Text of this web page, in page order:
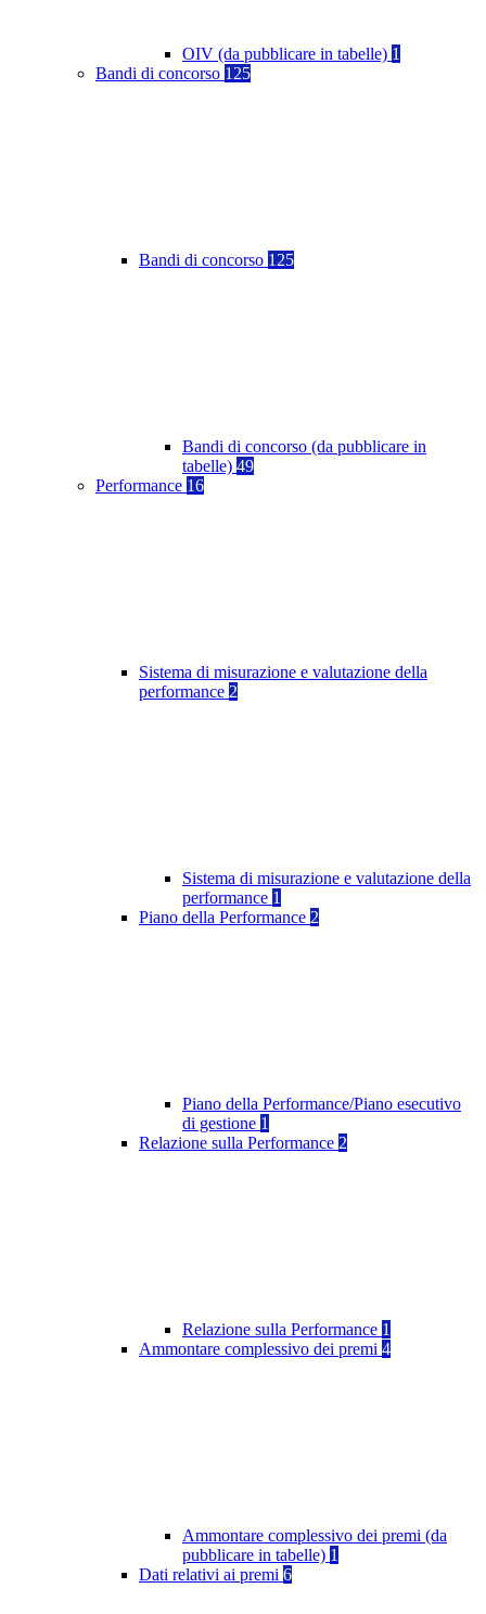
OIV (da pubblicare in tabelle) 1
Bandi di concorso 125
Bandi di concorso 125
Bandi di concorso (da pubblicare in
tabelle) 49
Performance 16
Sistema di misurazione e valutazione della
performance 2
Sistema di misurazione e valutazione della
performance 1
Piano della Performance 2
Piano della Performance/Piano esecutivo
di gestione 1
Relazione sulla Performance 2
Relazione sulla Performance 1
Ammontare complessivo dei premi 4
Ammontare complessivo dei premi (da
pubblicare in tabelle) 1
Dati relativi ai premi 6